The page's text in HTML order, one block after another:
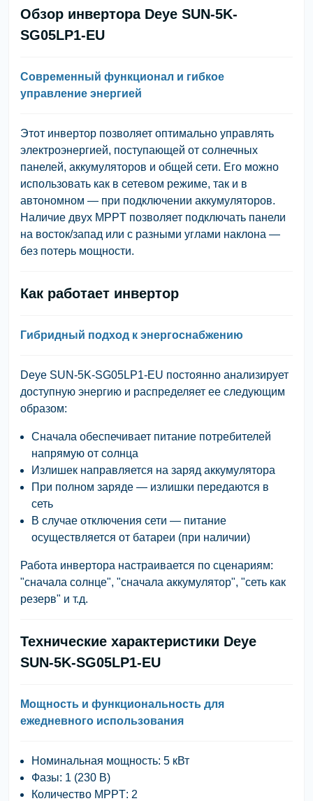
Обзор инвертора Deye SUN-5K-
SG05LP1-EU
Современный функционал и гибкое
управление энергией
Этот инвертор позволяет оптимально управлять
электроэнергией, поступающей от солнечных
панелей, аккумуляторов и общей сети. Его можно
использовать как в сетевом режиме, так и в
автономном — при подключении аккумуляторов.
Наличие двух MPPT позволяет подключать панели
на восток/запад или с разными углами наклона —
без потерь мощности.
Как работает инвертор
Гибридный подход к энергоснабжению
Deye SUN-5K-SG05LP1-EU постоянно анализирует
доступную энергию и распределяет ее следующим
образом:
Сначала обеспечивает питание потребителей
напрямую от солнца
Излишек направляется на заряд аккумулятора
При полном заряде — излишки передаются в
сеть
В случае отключения сети — питание
осуществляется от батареи (при наличии)
Работа инвертора настраивается по сценариям:
"сначала солнце", "сначала аккумулятор", "сеть как
резерв" и т.д.
Технические характеристики Deye
SUN-5K-SG05LP1-EU
Мощность и функциональность для
ежедневного использования
Номинальная мощность: 5 кВт
Фазы: 1 (230 В)
Количество MPPT: 2